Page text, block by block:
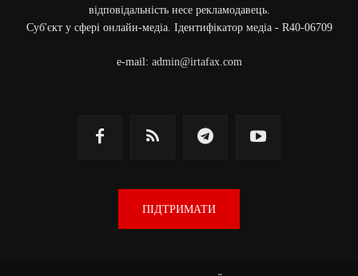
відповідальність несе рекламодавець.
Cуб'єкт у сфері онлайн-медіа. Ідентифікатор медіа - R40-06709
e-mail: admin@irtafax.com
ПІДТРИМАТИ